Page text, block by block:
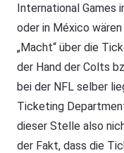
International Games
oder in México
„Macht“ über die
der Hand der Colts
bei der NFL selber
Ticketing
dieser Stelle also
der Fakt, dass die